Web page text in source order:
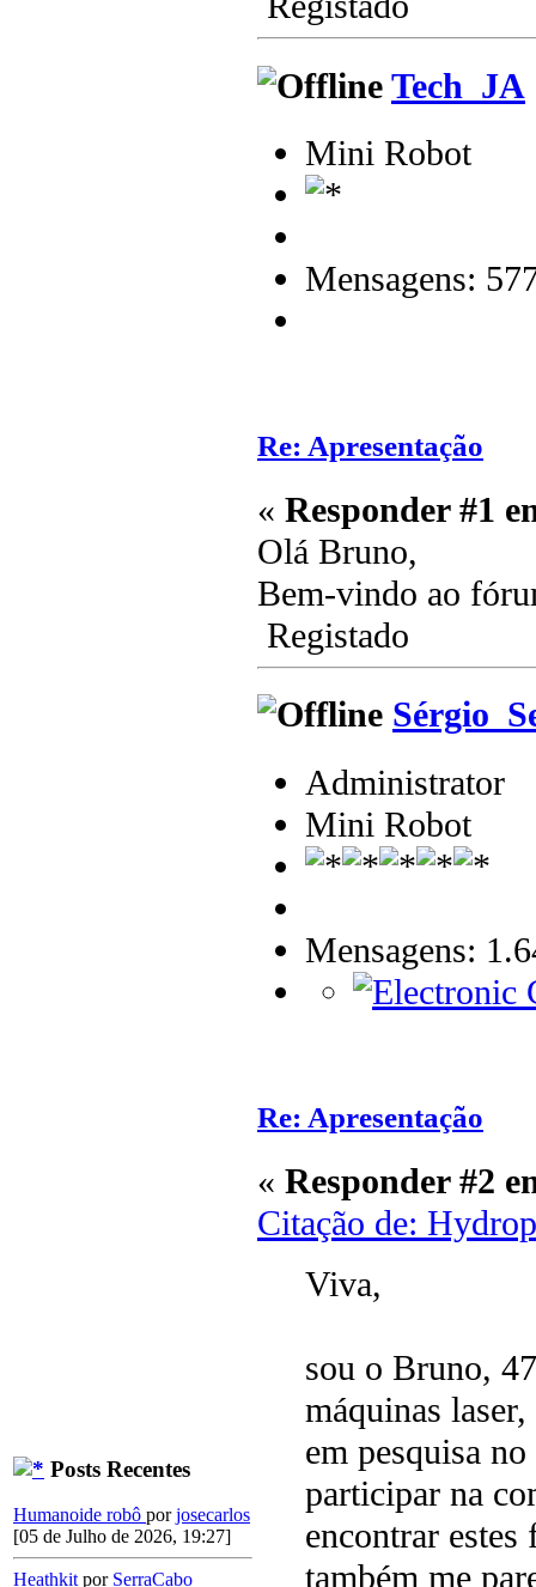
Posts Recentes
Humanoide robô porjosecarlos
[05 de Julho de 2026, 19:27]
Heathkit por SerraCabo
Tech_JA
Mini Robot
Mensagens:
Re: Apresentação
« Responder #1
Olá Bruno,
Bem-vindo ao
Registado
Administrator
Mini Robot
Mensagens:
Re: Apresentação
« Responder #2
Citação de:
Viva,
sou o Bruno,
máquinas
em pesquisa
participar na
encontrar
também me